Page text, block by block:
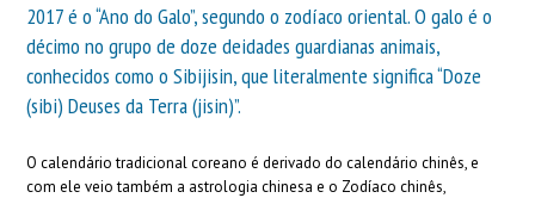
2017 é o “Ano do Galo”, segundo o zodíaco oriental.O galo é o
décimo no grupo de doze deidades guardianas animais,
conhecidos como o Sibijisin, que literalmente significa “Doze
(sibi) Deuses da Terra (jisin)”.
O calendário tradicional coreano é derivado do calendário chinês, e
com ele veio também a astrologia chinesa e o Zodíaco chinês,